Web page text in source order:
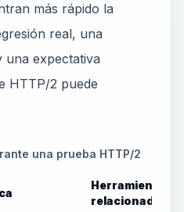
más rápido la
real, una
expectativa
HTTP/2 puede
una prueba HTTP/2
Herramienta
relacionada